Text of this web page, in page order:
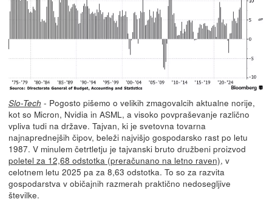
Slo-Tech - Pogosto pišemo o velikih zmagovalcih aktualne norije,
kot so Micron, Nvidia in ASML, a visoko povpraševanje različno
vpliva tudi na države. Tajvan, ki je svetovna tovarna
najnaprednejših čipov, beleži najvišjo gospodarsko rast po letu
1987. V minulem četrtletju je tajvanski bruto družbeni proizvod
poletel za 12,68 odstotka (preračunano na letno raven), v
celotnem letu 2025 pa za 8,63 odstotka. To so za razvita
gospodarstva v običajnih razmerah praktično nedosegljive
številke.